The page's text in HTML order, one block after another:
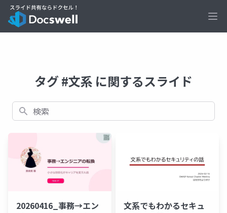
タグ #文系 に関するスライド
検索
20260416_事務→エン
文系でもわかるセキュ